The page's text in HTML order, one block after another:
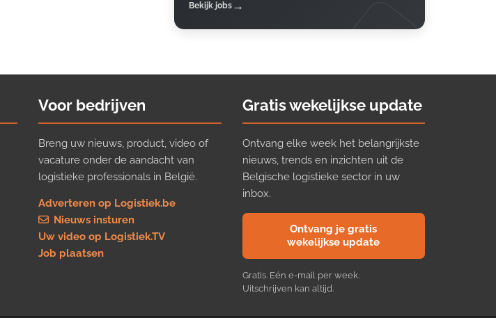
Bekijk jobs
Voor bedrijven
Breng uw nieuws, product, video of
vacature onder de aandacht van
logistieke professionals in België.
Adverteren op Logistiek.be
Nieuws insturen
Uw video op Logistiek.TV
Job plaatsen
Gratis wekelijkse update
Ontvang elke week het belangrijkste
nieuws, trends en inzichten uit de
Belgische logistieke sector in uw
inbox.
Ontvang je gratis
wekelijkse update
Gratis. Eén e-mail per week.
Uitschrijven kan altijd.